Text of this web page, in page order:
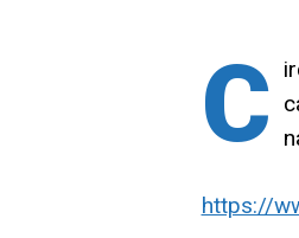
C
https://